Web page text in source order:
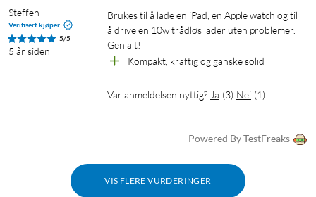
Steffen
Verifisert kjøper
5/5
5 år siden
Brukes til å lade en iPad, en Apple watch og til
å drive en 10w trådløs lader uten problemer.
Genialt!
Kompakt, kraftig og ganske solid
Var anmeldelsen nyttig? Ja (3) Nei (1)
Powered By TestFreaks
VIS FLERE VURDERINGER